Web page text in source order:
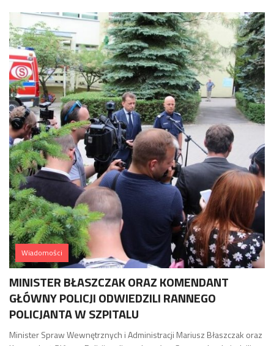
Wiadomości
MINISTER BŁASZCZAK ORAZ KOMENDANT
GŁÓWNY POLICJI ODWIEDZILI RANNEGO
POLICJANTA W SZPITALU
Minister Spraw Wewnętrznych i Administracji Mariusz Błaszczak oraz